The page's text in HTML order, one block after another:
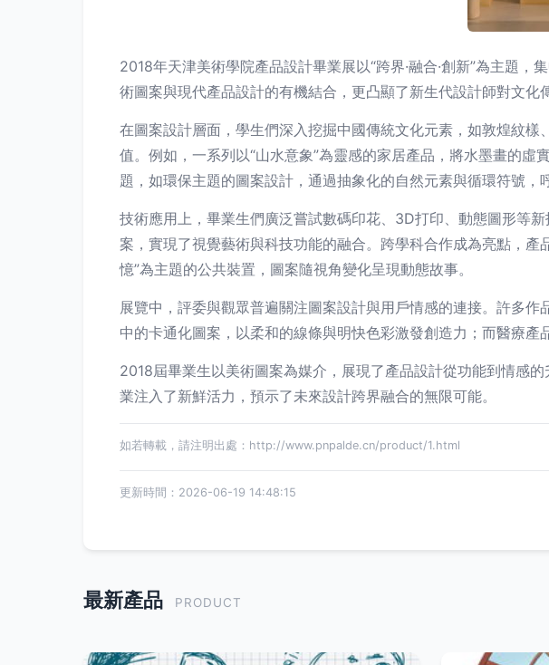
2018年天津美術學院產品設計畢業展以“跨界·融合·創新”為主題
術圖案與現代產品設計的有機結合，更凸顯了新生代設計師對文化
在圖案設計層面，學生們深入挖掘中國傳統文化元素，如敦煌紋
值。例如，一系列以“山水意象”為靈感的家居產品，將水墨畫的
題，如環保主題的圖案設計，通過抽象化的自然元素與循環符號，
技術應用上，畢業生們廣泛嘗試數碼印花、3D打印、動態圖形等
案，實現了視覺藝術與科技功能的融合。跨學科合作成為亮點，
憶”為主題的公共裝置，圖案隨視角變化呈現動態故事。
展覽中，評委與觀眾普遍關注圖案設計與用戶情感的連接。許多
中的卡通化圖案，以柔和的線條與明快色彩激發創造力；而醫療產
2018屆畢業生以美術圖案為媒介，展現了產品設計從功能到情感
業注入了新鮮活力，預示了未來設計跨界融合的無限可能。
如若轉載，請注明出處：http://www.pnpalde.cn/product/1.html
更新時間：2026-06-19 14:48:15
最新產品 PRODUCT